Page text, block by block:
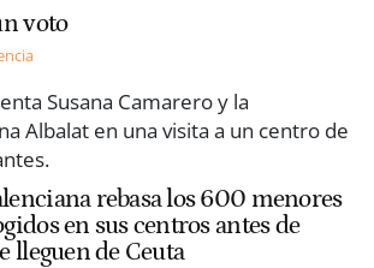
voto
rebasa los 600 menores
en sus centros antes de
lleguen de Ceuta